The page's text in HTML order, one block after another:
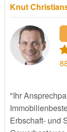
Knut
"Ihr
Erbschaft- und